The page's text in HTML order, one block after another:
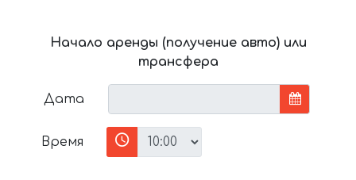
Начало аренды (получение авто) или
трансфера
Дата
Время